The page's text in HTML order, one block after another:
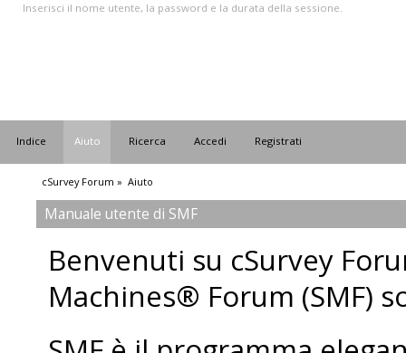
Inserisci il nome utente, la password e la durata della sessione.
Indice Aiuto Ricerca Accedi Registrati
cSurvey Forum » Aiuto
Manuale utente di SMF
Benvenuti su cSurvey
Machines® Forum (SMF)